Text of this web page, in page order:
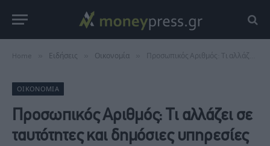
Home Ειδήσεις Οικονομία Προσωπικός Αριθμός: Τι αλλάζει σε ταυτότητες και δημόσιες υπηρεσίες – Πώς θα τον αποκτήσετε στο myInfo.gov.gr
ΟΙΚΟΝΟΜΊΑ
Προσωπικός Αριθμός: Τι αλλάζει σε
ταυτότητες και δημόσιες υπηρεσίες